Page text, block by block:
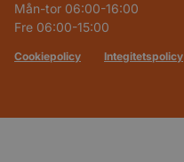
Mån-tor 06:00-16:00
Fre 06:00-15:00
Cookiepolicy Integitetspolicy